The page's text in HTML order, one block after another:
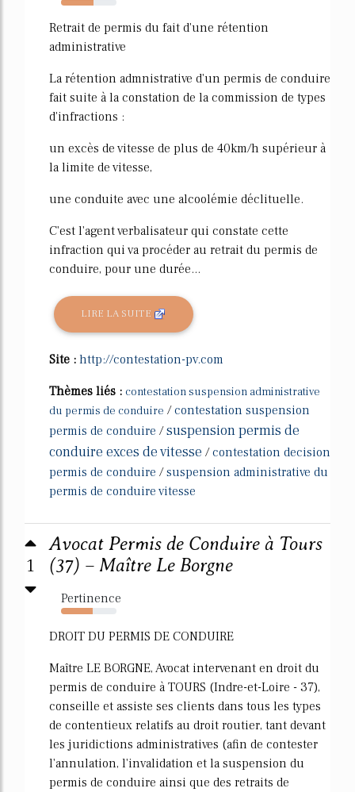
58%
Retrait de permis du fait d'une rétention
administrative
La rétention admnistrative d'un permis de conduire
fait suite à la constation de la commission de types
d'infractions :
un excès de vitesse de plus de 40km/h supérieur à
la limite de vitesse,
une conduite avec une alcoolémie déclituelle.
C'est l'agent verbalisateur qui constate cette
infraction qui va procéder au retrait du permis de
conduire, pour une durée...
LIRE LA SUITE
Site : http://contestation-pv.com
Thèmes liés : contestation suspension administrative
du permis de conduire /contestation suspension
permis de conduire /suspension permis de
conduire exces de vitesse /contestation decision
permis de conduire /suspension administrative du
permis de conduire vitesse
1
Avocat Permis de Conduire à Tours
(37) – Maître Le Borgne
Pertinence
57%
DROIT DU PERMIS DE CONDUIRE
Maître LE BORGNE, Avocat intervenant en droit du
permis de conduire à TOURS (Indre-et-Loire - 37),
conseille et assiste ses clients dans tous les types
de contentieux relatifs au droit routier, tant devant
les juridictions administratives (afin de contester
l'annulation, l'invalidation et la suspension du
permis de conduire ainsi que des retraits de